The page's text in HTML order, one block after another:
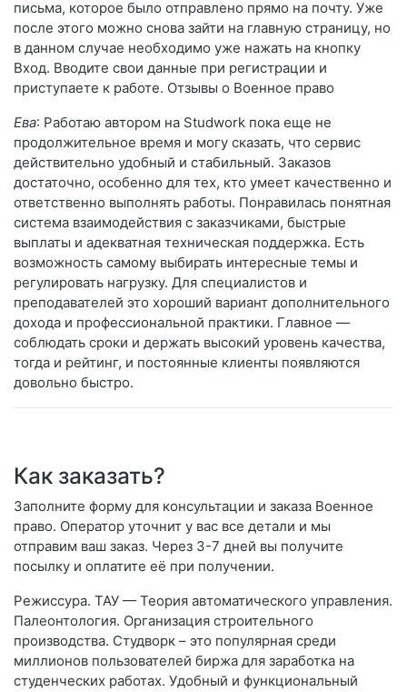
письма, которое было отправлено прямо на почту. Уже
после этого можно снова зайти на главную страницу, но
в данном случае необходимо уже нажать на кнопку
Вход. Вводите свои данные при регистрации и
приступаете к работе. Отзывы о Военное право
Ева: Работаю автором на Studwork пока еще не
продолжительное время и могу сказать, что сервис
действительно удобный и стабильный. Заказов
достаточно, особенно для тех, кто умеет качественно и
ответственно выполнять работы. Понравилась понятная
система взаимодействия с заказчиками, быстрые
выплаты и адекватная техническая поддержка. Есть
возможность самому выбирать интересные темы и
регулировать нагрузку. Для специалистов и
преподавателей это хороший вариант дополнительного
дохода и профессиональной практики. Главное —
соблюдать сроки и держать высокий уровень качества,
тогда и рейтинг, и постоянные клиенты появляются
довольно быстро.
Как заказать?
Заполните форму для консультации и заказа Военное
право. Оператор уточнит у вас все детали и мы
отправим ваш заказ. Через 3-7 дней вы получите
посылку и оплатите её при получении.
Режиссура. ТАУ — Теория автоматического управления.
Палеонтология. Организация строительного
производства. Студворк – это популярная среди
миллионов пользователей биржа для заработка на
студенческих работах. Удобный и функциональный